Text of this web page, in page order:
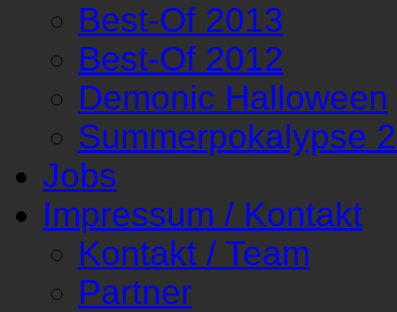
Best-Of 2013
Best-Of 2012
Demonic Halloween
Summerpokalypse
Jobs
Impressum / Kontakt
Kontakt / Team
Partner